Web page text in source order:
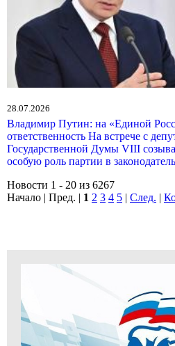
28.07.2026
Владимир Путин: на «Единой
ответственность На встрече с
Государственной Думы VIII
особую роль партии в
Новости 1 - 20 из 6267
Начало | Пред. | 1 2 3 4 5 | След. |